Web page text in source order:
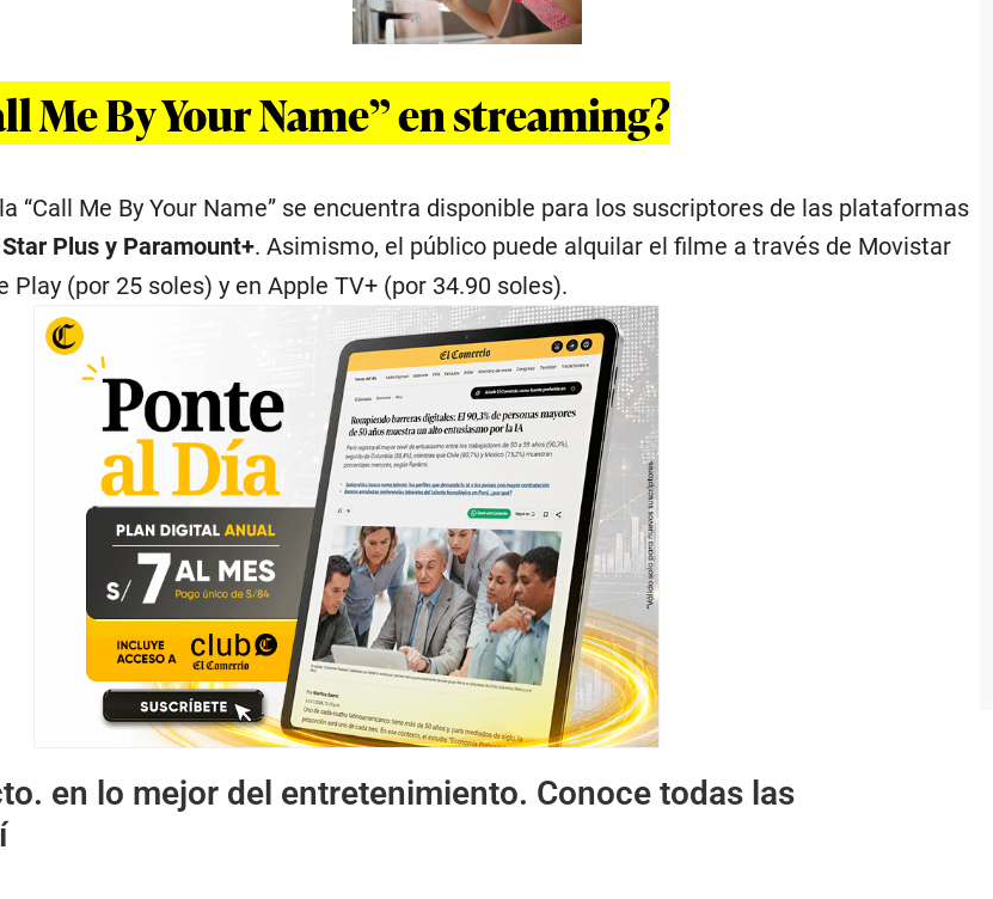
Me By Your Name” en streaming?
“Call Me By Your Name” se encuentra disponible para los suscriptores de las plataformas
Plus y Paramount+. Asimismo, el público puede alquilar el filme a través de Movistar
Play (por 25 soles) y en Apple TV+ (por 34.90 soles).
en lo mejor del entretenimiento. Conoce todas las